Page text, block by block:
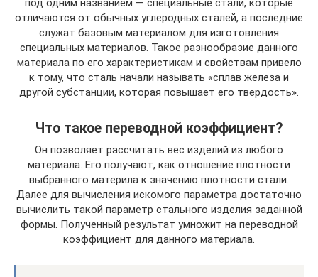
отличаются от обычных углеродных сталей, а последние
служат базовым материалом для изготовления
специальных материалов. Такое разнообразие данного
материала по его характеристикам и свойствам привело
к тому, что сталь начали называть «сплав железа и
другой субстанции, которая повышает его твердость».
Что такое переводной коэффициент?
Он позволяет рассчитать вес изделий из любого
материала. Его получают, как отношение плотности
выбранного материла к значению плотности стали.
Далее для вычисления искомого параметра достаточно
вычислить такой параметр стального изделия заданной
формы. Полученный результат умножит на переводной
коэффициент для данного материала.